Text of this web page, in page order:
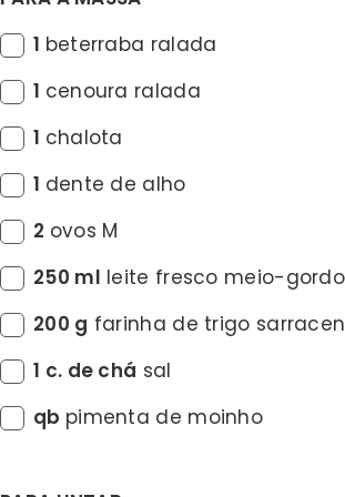
1 beterraba ralada
1 cenoura ralada
1 chalota
1 dente de alho
2 ovos M
250 ml leite fresco meio-gordo
200 g farinha de trigo
1 c. de chá sal
qb pimenta de moinho